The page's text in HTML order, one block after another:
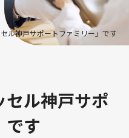
ル神戸サポートファミリー」です
ル神戸サポ
です